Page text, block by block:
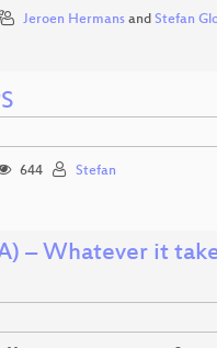
Jeroen Hermansand Stefan
644 Stefan
– Whatever it